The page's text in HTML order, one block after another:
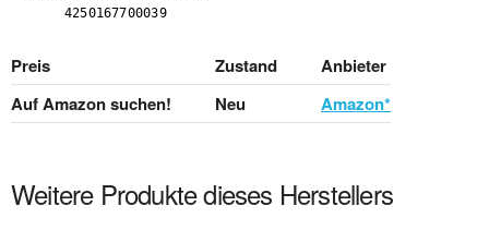
Preis Zustand
Anbieter
Auf Amazon suchen!
Neu Amazon*
Weitere Produkte dieses Herstellers